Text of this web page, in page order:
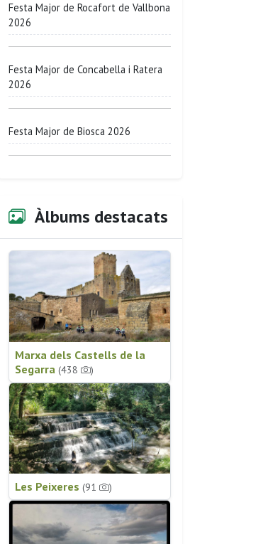
Festa Major de Rocafort de Vallbona
2026
Festa Major de Concabella i Ratera
2026
Festa Major de Biosca 2026
Àlbums destacats
Marxa dels Castells de la
Segarra (438 )
Les Peixeres (91 )